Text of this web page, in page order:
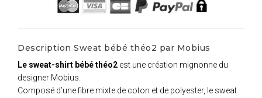
Description Sweat bébé théo2 par Mobius
Le sweat-shirt bébé théo2 est une création mignonne du
designer Mobius.
Composé d’une fibre mixte de coton et de polyester, le sweat